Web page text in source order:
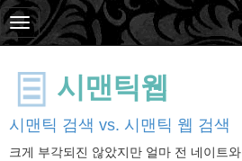
시맨틱웹
시맨틱 검색 vs. 시맨틱 웹 검색
크게 부각되진 않았지만 얼마 전 네이트와